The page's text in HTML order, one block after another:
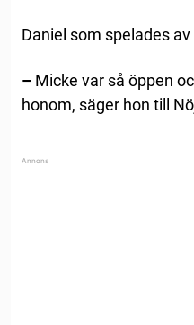
Daniel som spelades av
– Micke var så öppen
honom, säger hon till